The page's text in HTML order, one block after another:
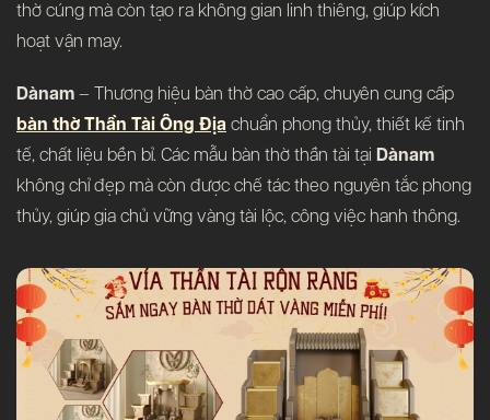
thờ cúng mà còn tạo ra không gian linh thiêng, giúp kích
hoạt vận may.
Dànam – Thương hiệu bàn thờ cao cấp, chuyên cung cấp
bàn thờ Thần Tài Ông Địa chuẩn phong thủy, thiết kế tinh
tế, chất liệu bền bỉ. Các mẫu bàn thờ thần tài tại Dànam
không chỉ đẹp mà còn được chế tác theo nguyên tắc phong
thủy, giúp gia chủ vững vàng tài lộc, công việc hanh thông.